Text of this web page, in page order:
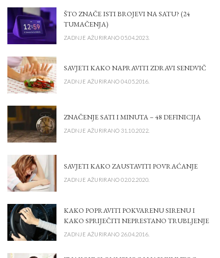
ŠTO ZNAČE ISTI BROJEVI NA SATU? (24
TUMAČENJA)
ZADNJE AŽURIRANO 05.04.2023.
SAVJETI KAKO NAPRAVITI ZDRAVI SENDVIČ
ZADNJE AŽURIRANO 04.05.2016.
ZNAČENJE SATI I MINUTA – 48 DEFINICIJA
ZADNJE AŽURIRANO 31.10.2022.
SAVJETI KAKO ZAUSTAVITI POVRAĆANJE
ZADNJE AŽURIRANO 02.02.2020.
KAKO POPRAVITI POKVARENU SIRENU I
KAKO SPRIJEČITI NEPRESTANO TRUBLJENJE
ZADNJE AŽURIRANO 26.04.2016.